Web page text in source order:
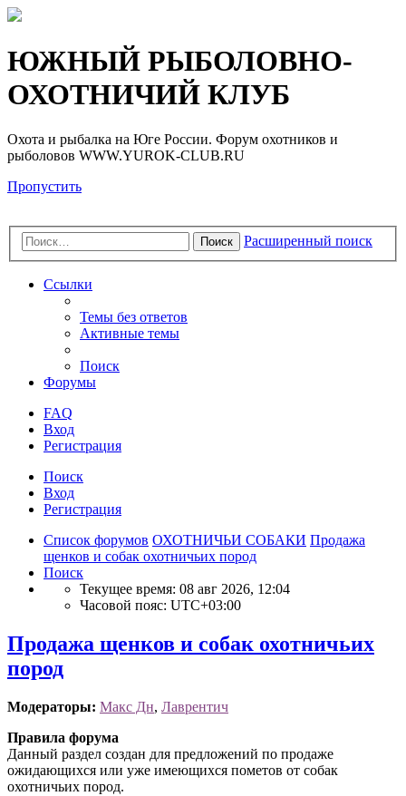
Регистрация
ЮЖНЫЙ РЫБОЛОВНО-
ОХОТНИЧИЙ КЛУБ
Охота и рыбалка на Юге России. Форум охотников и
рыболовов WWW.YUROK-CLUB.RU
Пропустить
Поиск Расширенный поиск
Ссылки
Темы без ответов
Активные темы
Поиск
Форумы
FAQ
Вход
Регистрация
Поиск
Вход
Регистрация
Список форумов ОХОТНИЧЬИ СОБАКИ Продажа
щенков и собак охотничьих пород
Поиск
Текущее время: 08 авг 2026, 12:04
Часовой пояс: UTC+03:00
Продажа щенков и собак охотничьих
пород
Модераторы: Макс Дн, Лаврентич
Правила форума
Данный раздел создан для предложений по продаже
ожидающихся или уже имеющихся пометов от собак
охотничьих пород.